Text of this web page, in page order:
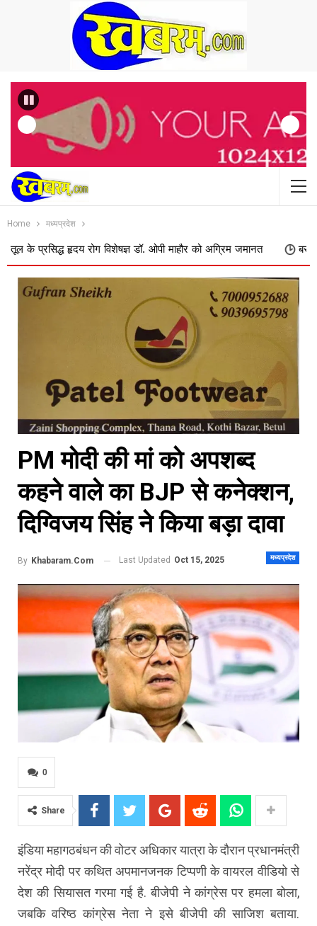
Previous
Home मध्यप्रदेश
रोग विशेषज्ञ डॉ. ओपी माहौर को अग्रिम जमानत बस ऑपरेटरों की
PM मोदी की मां को अपशब्द
कहने वाले का BJP से कनेक्शन,
दिग्विजय सिंह ने किया बड़ा दावा
मध्यप्रदेश
By Khabaram.Com Last Updated Oct 15, 2025
0
Share
इंडिया महागठबंधन की वोटर अधिकार यात्रा के दौरान प्रधानमंत्री
नरेंद्र मोदी पर कथित अपमानजनक टिप्पणी के वायरल वीडियो से
देश की सियासत गरमा गई है. बीजेपी ने कांग्रेस पर हमला बोला,
जबकि वरिष्ठ कांग्रेस नेता ने इसे बीजेपी की साजिश बताया.